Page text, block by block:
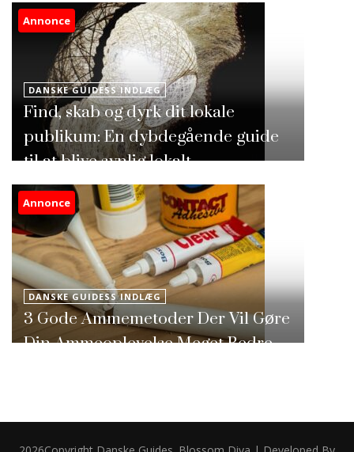
Annonce
DANSKE GUIDESS INDLÆG
Find, skab og dyrk dit lokale
publikum: En dybdegående guide
til at blive synlig lokalt
Annonce
DANSKE GUIDESS INDLÆG
3 Gode Ammemetoder Der Vil Gøre
Din Ammeoplevelse Meget Bedre